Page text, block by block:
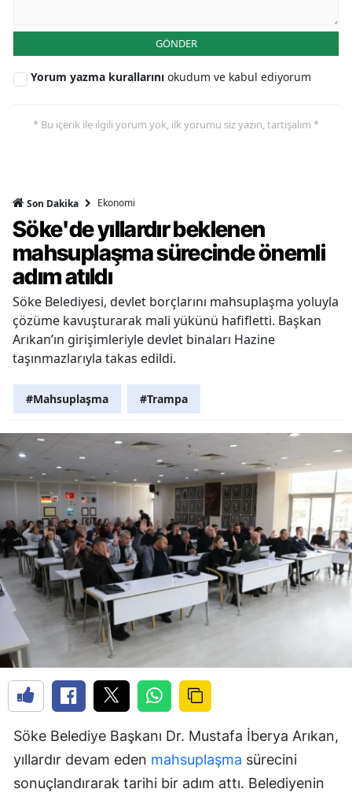
GÖNDER
Yorum yazma kurallarını okudum ve kabul ediyorum
* Bu içerik ile ilgili yorum yok, ilk yorumu siz yazın, tartışalım *
Son Dakika Ekonomi
Söke'de yıllardır beklenen
mahsuplaşma sürecinde önemli
adım atıldı
Söke Belediyesi, devlet borçlarını mahsuplaşma yoluyla
çözüme kavuşturarak mali yükünü hafifletti. Başkan
Arıkan’ın girişimleriyle devlet binaları Hazine
taşınmazlarıyla takas edildi.
#Mahsuplaşma #Trampa
Söke Belediye Başkanı Dr. Mustafa İberya Arıkan,
yıllardır devam eden mahsuplaşma sürecini
sonuçlandırarak tarihi bir adım attı. Belediyenin